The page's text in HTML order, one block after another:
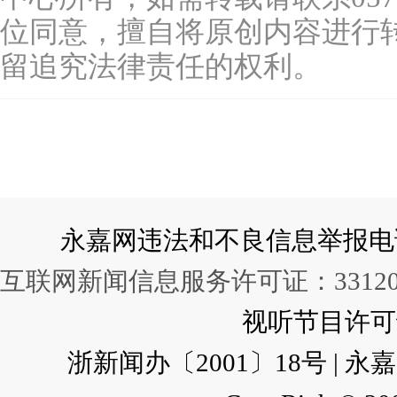
位同意，擅自将原创内容进行
留追究法律责任的权利。
永嘉网违法和不良信息举报
互联网新闻信息服务许可证：
视听节目许
浙新闻办〔2001〕18号 | 永